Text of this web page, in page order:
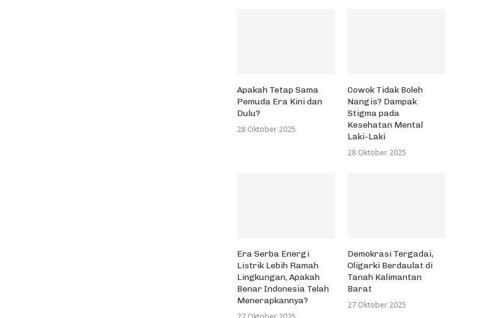
Apakah Tetap Sama
Pemuda Era Kini dan
Dulu?
28 Oktober 2025
Cowok Tidak Boleh
Nangis? Dampak
Stigma pada
Kesehatan Mental
Laki-Laki
28 Oktober 2025
Era Serba Energi
Listrik Lebih Ramah
Lingkungan, Apakah
Benar Indonesia Telah
Menerapkannya?
Demokrasi Tergadai,
Oligarki Berdaulat di
Tanah Kalimantan
Barat
27 Oktober 2025